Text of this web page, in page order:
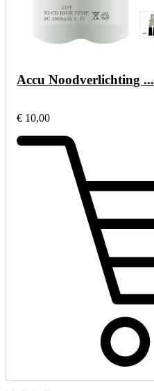
Accu Noodverlichting ...
€ 10,00